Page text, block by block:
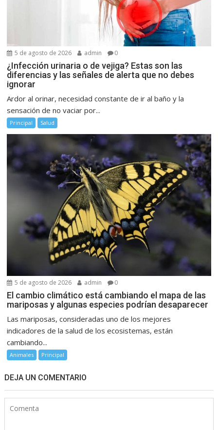
5 de agosto de 2026 admin 0
¿Infección urinaria o de vejiga? Estas son las
diferencias y las señales de alerta que no debes
ignorar
Ardor al orinar, necesidad constante de ir al baño y la
sensación de no vaciar por...
Principal Salud
5 de agosto de 2026 admin 0
El cambio climático está cambiando el mapa de las
mariposas y algunas especies podrían desaparecer
Las mariposas, consideradas uno de los mejores
indicadores de la salud de los ecosistemas, están
cambiando...
Animales Principal
DEJA UN COMENTARIO